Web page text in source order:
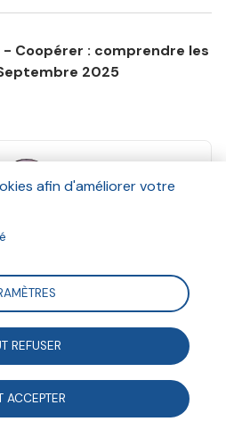
- Coopérer : comprendre les
2025
2025
Suivre
le F3E développe les
pour faire face aux
afin d'améliorer votre
REFUSER
ACCEPTER